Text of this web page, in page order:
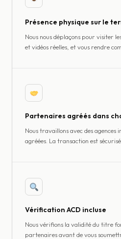
Présence physique sur le
Nous nous déplaçons pour visiter
et vidéos réelles, et vous rendre
Partenaires agréés dans
Nous travaillons avec des agences
agréées. La transaction est
Vérification ACD incluse
Nous vérifions la validité du titre
partenaires avant de vous